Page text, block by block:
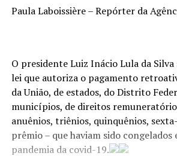
Paula Laboissière – Repórter da
O presidente Luiz Inácio Lula da Silva
lei que autoriza o pagamento
da União, de estados, do Distrito
municípios, de direitos
anuênios, triênios, quinquênios,
prêmio – que haviam sido congelados
pandemia da covid-19.